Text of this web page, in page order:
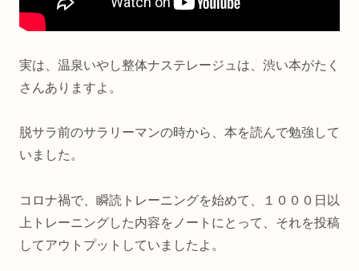
実は、温泉いやし整体ナステレージュは、渋い本がたく
さんありますよ。
脱サラ前のサラリーマンの時から、本を読んで勉強して
いました。
コロナ禍で、瞬読トレーニングを始めて、１０００日以
上トレーニングした内容をノートにとって、それを投稿
してアウトプットしていましたよ。